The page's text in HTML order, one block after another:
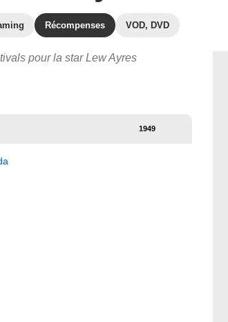
Récompenses VOD, DVD
pour la star Lew Ayres
1949